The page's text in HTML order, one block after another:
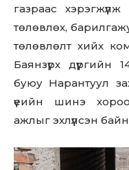
газраас
төлөвлөх,
төлөвлөлт хийх
Баянзүрх
буюу Нарантуул
үеийн шинэ
ажлыг эхлүүлсэн